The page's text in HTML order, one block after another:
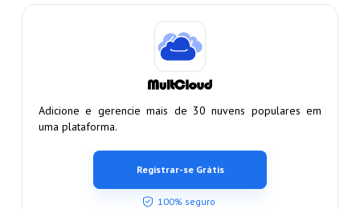
Adicione e gerencie mais de 30 nuvens populares em
uma plataforma.
Registrar-se Grátis
100% seguro